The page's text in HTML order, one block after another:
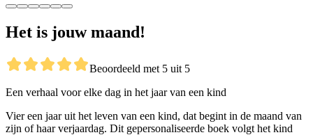
Het is jouw maand!
Beoordeeld met 5 uit 5
Een verhaal voor elke dag in het jaar van een kind
Vier een jaar uit het leven van een kind, dat begint in de maand van
zijn of haar verjaardag. Dit gepersonaliseerde boek volgt het kind